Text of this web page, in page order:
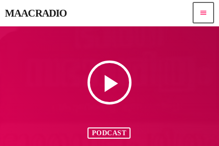
MAACRADIO menu
play_arrow
PODCAST